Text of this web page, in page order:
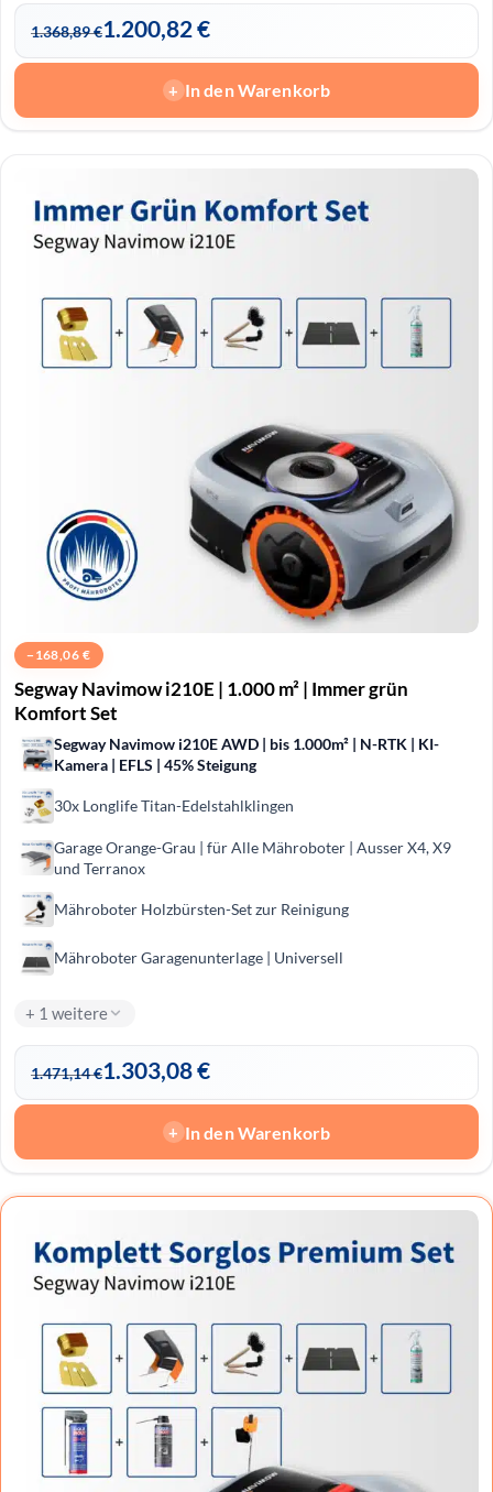
1.368,89€1.200,82 €
+ In den Warenkorb
− 168,06 €
Segway Navimow i210E | 1.000 m² | Immer grün
Komfort Set
Segway Navimow i210E AWD | bis 1.000m² | N-RTK | KI-
Kamera | EFLS | 45% Steigung
30x Longlife Titan-Edelstahlklingen
Garage Orange-Grau | für Alle Mähroboter | Ausser X4, X9
und Terranox
Mähroboter Holzbürsten-Set zur Reinigung
Mähroboter Garagenunterlage | Universell
+ 1 weitere
1.471,14€1.303,08€
+ In den Warenkorb